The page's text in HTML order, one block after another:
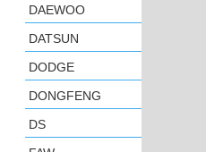
DAEWOO
DATSUN
DODGE
DONGFENG
DS